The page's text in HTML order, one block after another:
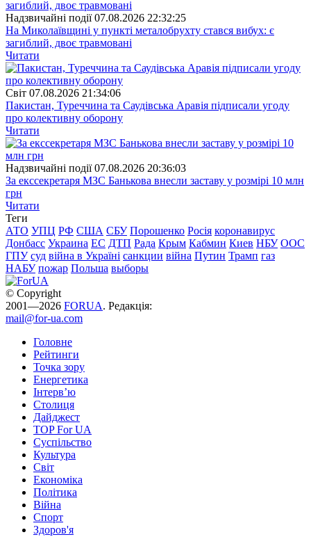
Надзвичайні події 07.08.2026 22:32:25
На Миколаївщині у пункті металобрухту стався вибух: є
загиблий, двоє травмовані
Читати
Свiт 07.08.2026 21:34:06
Пакистан, Туреччина та Саудівська Аравія підписали угоду
про колективну оборону
Читати
Надзвичайні події 07.08.2026 20:36:03
За екссекретаря МЗС Банькова внесли заставу у розмірі 10 млн
грн
Читати
Теги
АТО УПЦ РФ США СБУ Порошенко Росія коронавирус
Донбасс Украина ЕС ДТП Рада Крым Кабмин Киев НБУ ООС
ГПУ суд війна в Україні санкции війна Путин Трамп газ
НАБУ пожар Польша выборы
© Copyright
2001—2026 FORUA. Редакція:
mail@for-ua.com
Головне
Рейтинги
Точка зору
Енергетика
Інтерв’ю
Столиця
Дайджест
TOP For UA
Суспiльство
Культура
Світ
Економіка
Політика
Війна
Спорт
Здоров'я